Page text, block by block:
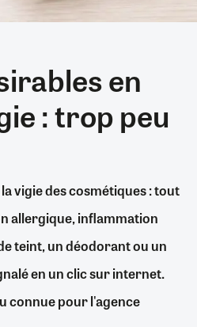
en
: trop peu
vigie des cosmétiques : tout
allergique, inflammation
teint, un déodorant ou un
en un clic sur internet.
connue pour l'agence